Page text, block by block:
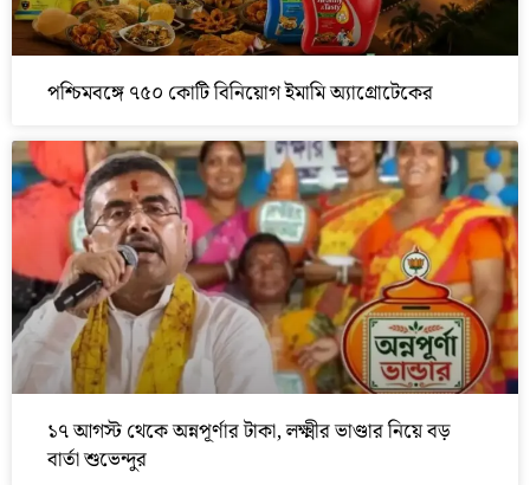
পশ্চিমবঙ্গে ৭৫০ কোটি বিনিয়োগ ইমামি অ্যাগ্রোটেকের
১৭ আগস্ট থেকে অন্নপূর্ণার টাকা, লক্ষ্মীর ভাণ্ডার নিয়ে বড়
বার্তা শুভেন্দুর